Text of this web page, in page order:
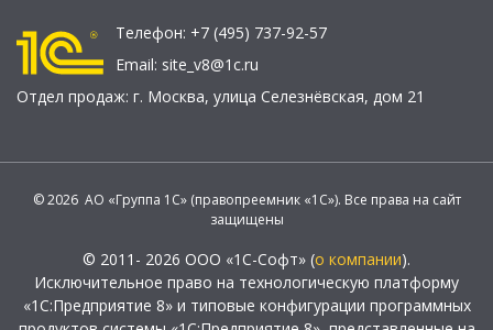
Телефон: +7 (495) 737-92-57
Email: site_v8@1c.ru
Отдел продаж: г. Москва, улица Селезнёвская, дом 21
© 2026 АО «Группа 1С» (правопреемник «1С»). Все права на сайт
защищены
© 2011- 2026 ООО «1С-Софт» (о компании).
Исключительное право на технологическую платформу
«1С:Предприятие 8» и типовые конфигурации программных